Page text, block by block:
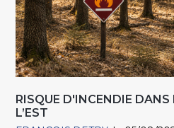
RISQUE D'INCENDIE
L’EST